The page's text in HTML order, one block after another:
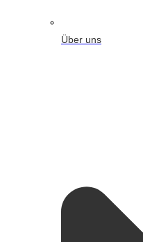
Über uns